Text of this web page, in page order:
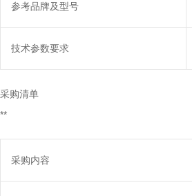
参考品牌及型号
技术参数要求
采购清单
**
采购内容